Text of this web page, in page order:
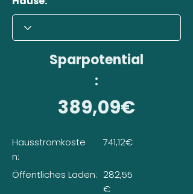
Sparpotential
:
389,09€
Hausstromkoste
n:
Öffentliches Laden:
741,12€
282,55
€